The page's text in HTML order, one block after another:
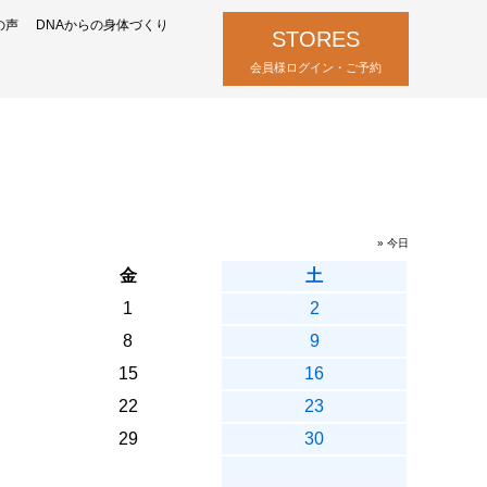
声 DNAからの身体づくり
STORES
会員様ログイン・ご予約
» 今日
金
土
1
2
8
9
15
16
22
23
29
30